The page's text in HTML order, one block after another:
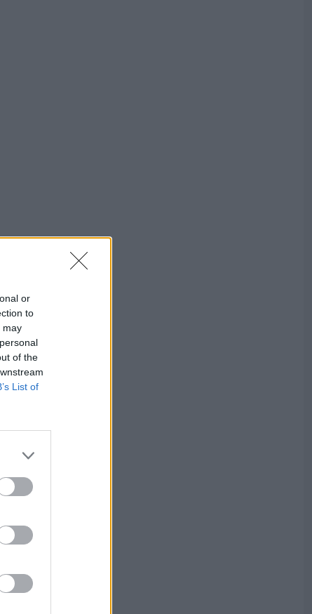
or
to
may
of the
List of